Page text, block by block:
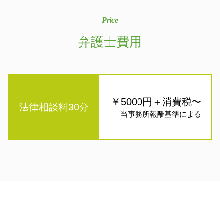
Price
弁護士費用
法律相談料30分 ￥5000円＋消費税〜
当事務所報酬基準による